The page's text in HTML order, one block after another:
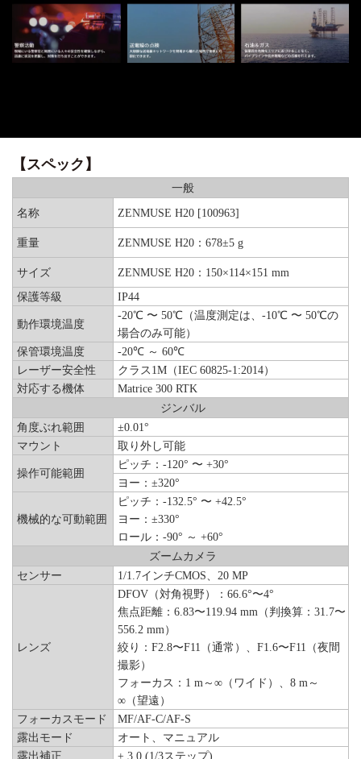
【スペック】
一般
名称 ZENMUSE H20 [100963]
重量 ZENMUSE H20：678±5 g
サイズ
ZENMUSE H20：150×114×151 mm
保護等級
IP44
動作環境温度
-20℃ 〜 50℃（温度測定は、-10℃ 〜 50℃の
場合のみ可能）
保管環境温度
-20℃ ～ 60℃
レーザー安全性
クラス1M（IEC 60825-1:2014）
対応する機体
Matrice 300 RTK
ジンバル
角度ぶれ範囲
±0.01°
マウント
取り外し可能
操作可能範囲
ピッチ：-120° 〜 +30°
ヨー：±320°
機械的な可動範囲
ピッチ：-132.5° 〜 +42.5°
ヨー：±330°
ロール：-90° ～ +60°
ズームカメラ
センサー
1/1.7インチCMOS、20 MP
レンズ
DFOV（対角視野）：66.6°〜4°
焦点距離：6.83〜119.94 mm（判換算：31.7〜
556.2 mm）
絞り：F2.8〜F11（通常）、F1.6〜F11（夜間
撮影）
フォーカス：1 m～∞（ワイド）、8 m～
∞（望遠）
フォーカスモード
MF/AF-C/AF-S
露出モード
オート、マニュアル
露出補正
± 3.0 (1/3ステップ)